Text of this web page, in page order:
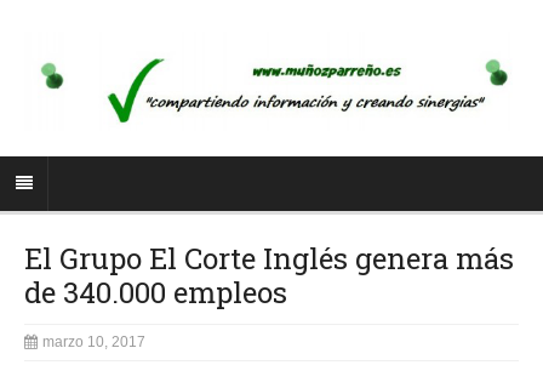
El Grupo El Corte Inglés genera más
de 340.000 empleos
marzo 10, 2017